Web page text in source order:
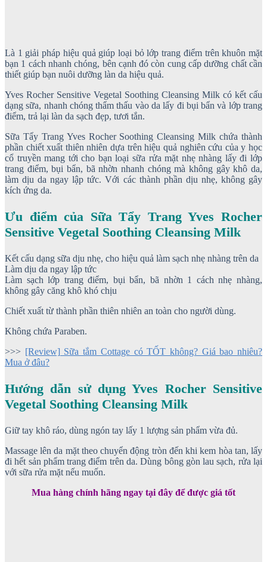
Là 1 giải pháp hiệu quả giúp loại bỏ lớp trang điểm trên khuôn mặt
bạn 1 cách nhanh chóng, bên cạnh đó còn cung cấp dưỡng chất cần
thiết giúp bạn nuôi dưỡng làn da hiệu quả.
Yves Rocher Sensitive Vegetal Soothing Cleansing Milk có kết cấu
dạng sữa, nhanh chóng thẩm thấu vào da lấy đi bụi bẩn và lớp trang
điểm, trả lại làn da sạch đẹp, tươi tắn.
Sữa Tẩy Trang Yves Rocher Soothing Cleansing Milk chứa thành
phần chiết xuất thiên nhiên dựa trên hiệu quả nghiên cứu của y học
cổ truyền mang tới cho bạn loại sữa rửa mặt nhẹ nhàng lấy đi lớp
trang điểm, bụi bẩn, bã nhờn nhanh chóng mà không gây khô da,
làm dịu da ngay lập tức. Với các thành phần dịu nhẹ, không gây
kích ứng da.
Ưu điểm của Sữa Tẩy Trang Yves Rocher
Sensitive Vegetal Soothing Cleansing Milk
Kết cấu dạng sữa dịu nhẹ, cho hiệu quả làm sạch nhẹ nhàng trên da
Làm dịu da ngay lập tức
Làm sạch lớp trang điểm, bụi bẩn, bã nhờn 1 cách nhẹ nhàng,
không gây căng khô khó chịu
Chiết xuất từ thành phần thiên nhiên an toàn cho người dùng.
Không chứa Paraben.
>>> [Review] Sữa tắm Cottage có TỐT không? Giá bao nhiêu?
Mua ở đâu?
Hướng dẫn sử dụng Yves Rocher Sensitive
Vegetal Soothing Cleansing Milk
Giữ tay khô ráo, dùng ngón tay lấy 1 lượng sản phẩm vừa đủ.
Massage lên da mặt theo chuyển động tròn đến khi kem hòa tan, lấy
đi hết sản phẩm trang điểm trên da. Dùng bông gòn lau sạch, rửa lại
với sữa rửa mặt nếu muốn.
Mua hàng chính hãng ngay tại đây để được giá tốt